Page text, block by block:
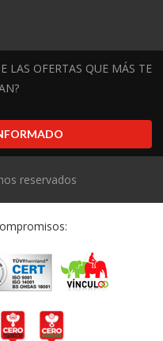
LAS OFERTAS QUE MÁS TE
reservados